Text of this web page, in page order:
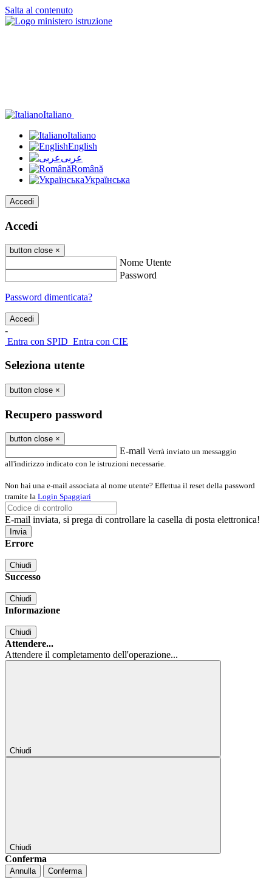
Salta al contenuto
Italiano
Italiano
English
عربى
Română
Українська
Accedi
Accedi
button close ×
Nome Utente
Password
Password dimenticata?
-
Entra con SPID Entra con CIE
Seleziona utente
button close ×
Recupero password
button close ×
E-mail Verrà inviato un messaggio
all'indirizzo indicato con le istruzioni necessarie.
Non hai una e-mail associata al nome utente? Effettua il reset della password
tramite la Login Spaggiari
E-mail inviata, si prega di controllare la casella di posta elettronica!
Errore
Chiudi
Successo
Chiudi
Informazione
Chiudi
Attendere...
Attendere il completamento dell'operazione...
Chiudi
Chiudi
Conferma
Annulla Conferma